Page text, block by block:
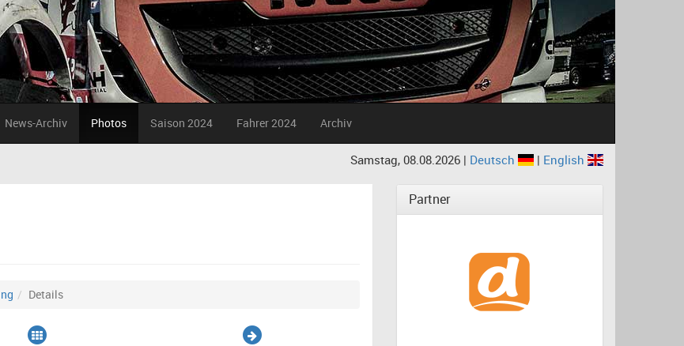
News-Archiv Photos Saison 2024 Fahrer 2024 Archiv
Samstag, 08.08.2026 | Deutsch | English
Details
Partner